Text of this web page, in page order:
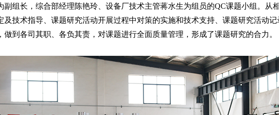
副组长，综合部经理陈艳玲、设备厂技术主管蒋水生为组员的QC课题小组。从
及技术指导、课题研究活动开展过程中对策的实施和技术支持、课题研究活动
到各司其职、各负其责，对课题进行全面质量管理，形成了课题研究的合力。